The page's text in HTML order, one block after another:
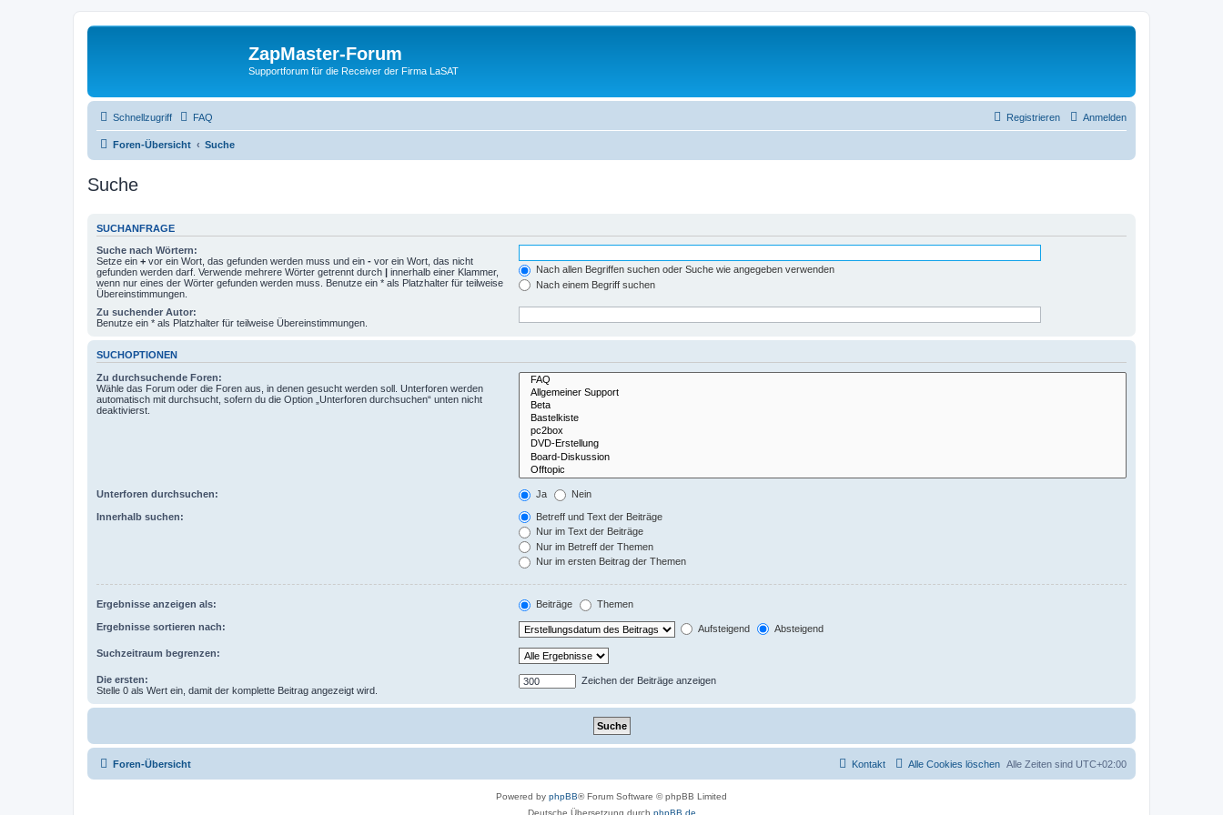
ZapMaster-Forum
Supportforum für die Receiver der Firma LaSAT
Schnellzugriff FAQ Anmelden
Registrieren
Foren-Übersicht Suche
Suche
SUCHANFRAGE
Suche nach Wörtern:
Setze ein + vor ein Wort, das gefunden werden muss und ein - vor ein Wort, das nicht
gefunden werden darf. Verwende mehrere Wörter getrennt durch | innerhalb einer Klammer,
wenn nur eines der Wörter gefunden werden muss. Benutze ein * als Platzhalter für teilweise
Übereinstimmungen.
Nach allen Begriffen suchen oder Suche wie angegeben verwenden
Nach einem Begriff suchen
Zu suchender Autor:
Benutze ein * als Platzhalter für teilweise Übereinstimmungen.
SUCHOPTIONEN
Zu durchsuchende Foren:
Wähle das Forum oder die Foren aus, in denen gesucht werden soll. Unterforen werden
automatisch mit durchsucht, sofern du die Option „Unterforen durchsuchen“ unten nicht
deaktivierst.
Unterforen durchsuchen: Ja Nein
Innerhalb suchen:
Betreff und Text der Beiträge
Nur im Text der Beiträge
Nur im Betreff der Themen
Nur im ersten Beitrag der Themen
Ergebnisse anzeigen als: Beiträge Themen
Ergebnisse sortieren nach: Aufsteigend Absteigend
Suchzeitraum begrenzen:
Die ersten:
Stelle 0 als Wert ein, damit der komplette Beitrag angezeigt wird.
Zeichen der Beiträge anzeigen
Foren-Übersicht Alle Zeiten sind UTC+02:00
Alle Cookies löschen
Kontakt
Powered by phpBB® Forum Software © phpBB Limited
Deutsche Übersetzung durch phpBB.de